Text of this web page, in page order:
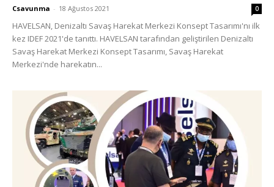
Csavunma - 18 Ağustos 2021 0
HAVELSAN, Denizaltı Savaş Harekat Merkezi Konsept Tasarımı'nı ilk
kez IDEF 2021'de tanıttı. HAVELSAN tarafından geliştirilen Denizaltı
Savaş Harekat Merkezi Konsept Tasarımı, Savaş Harekat
Merkezi'nde harekatın...